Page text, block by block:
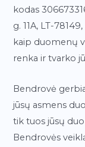
kodas
g. 11A, LT-
kaip duomenų
renka ir tvarko
Bendrovė
jūsų asmens
tik tuos jūsų
Bendrovės